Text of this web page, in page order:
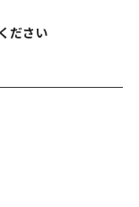
ださい